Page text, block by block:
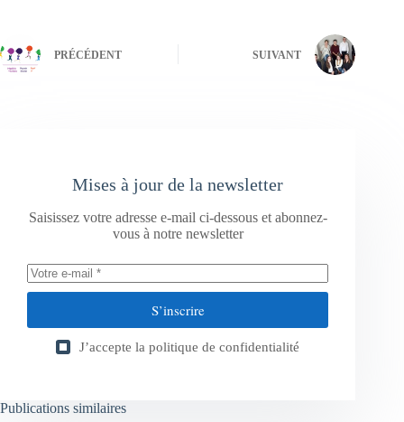
PRÉCÉDENT SUIVANT
Mises à jour de la newsletter
Saisissez votre adresse e-mail ci-dessous et abonnez-
vous à notre newsletter
S’inscrire
J’accepte la politique de confidentialité
Publications similaires